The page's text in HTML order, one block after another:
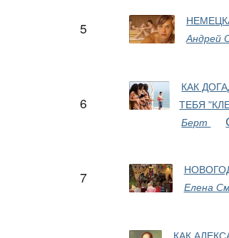
5
Андрей
6
КАК
ТЕБЯ
Берт
7
Елена